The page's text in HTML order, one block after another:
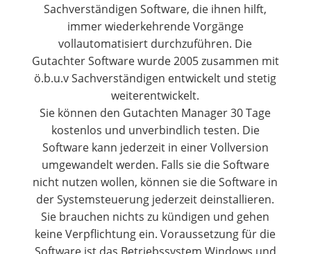
Sachverständigen Software, die ihnen hilft,
immer wiederkehrende Vorgänge
vollautomatisiert durchzuführen. Die
Gutachter Software wurde 2005 zusammen mit
ö.b.u.v Sachverständigen entwickelt und stetig
weiterentwickelt.
Sie können den Gutachten Manager 30 Tage
kostenlos und unverbindlich testen. Die
Software kann jederzeit in einer Vollversion
umgewandelt werden. Falls sie die Software
nicht nutzen wollen, können sie die Software in
der Systemsteuerung jederzeit deinstallieren.
Sie brauchen nichts zu kündigen und gehen
keine Verpflichtung ein. Voraussetzung für die